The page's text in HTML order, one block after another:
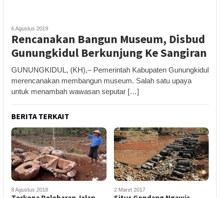
6 Agustus 2019
Rencanakan Bangun Museum, Disbud
Gunungkidul Berkunjung Ke Sangiran
GUNUNGKIDUL, (KH),– Pemerintah Kabupaten Gunungkidul
merencanakan membangun museum. Salah satu upaya
untuk menambah wawasan seputar […]
BERITA TERKAIT
8 Agustus 2018 2 Maret 2017